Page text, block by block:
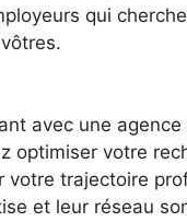
qui
avec une
optimiser votre
votre trajectoire
et leur réseau